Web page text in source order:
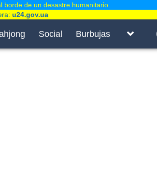
Social Burbujas
borde de un desastre humanitario.
u24.gov.ua